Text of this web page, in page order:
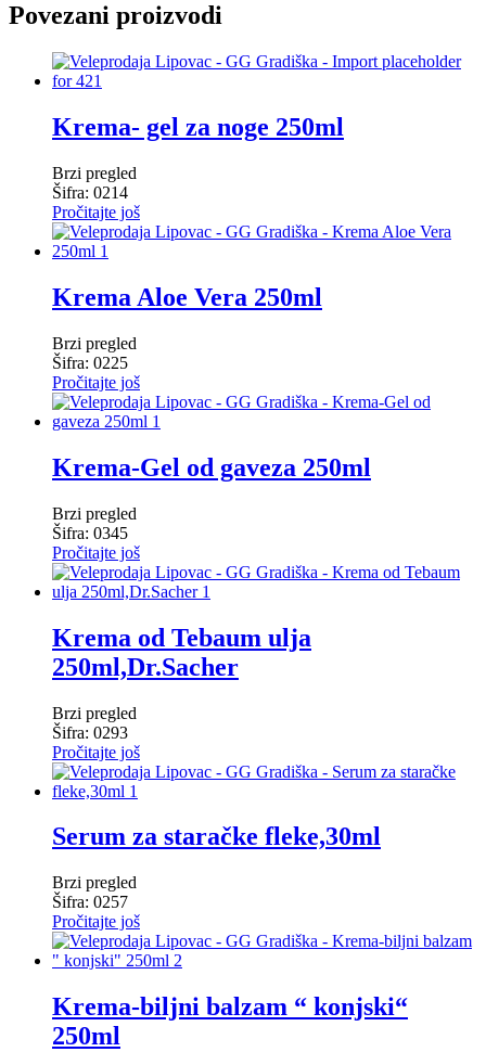
Povezani proizvodi
Krema- gel za noge 250ml
Brzi pregled
Šifra: 0214
Pročitajte još
Krema Aloe Vera 250ml
Brzi pregled
Šifra: 0225
Pročitajte još
Krema-Gel od gaveza 250ml
Brzi pregled
Šifra: 0345
Pročitajte još
Krema od Tebaum ulja
250ml,Dr.Sacher
Brzi pregled
Šifra: 0293
Pročitajte još
Serum za staračke fleke,30ml
Brzi pregled
Šifra: 0257
Pročitajte još
Krema-biljni balzam “ konjski“
250ml